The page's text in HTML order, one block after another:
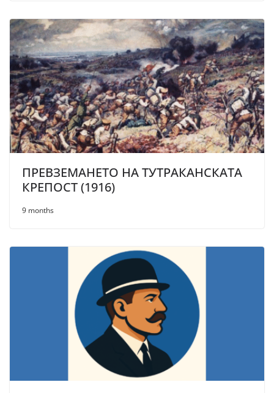
ПРЕВЗЕМАНЕТО НА ТУТРАКАНСКАТА
КРЕПОСТ (1916)
9 months